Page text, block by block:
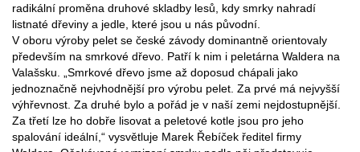
radikální proměna druhové skladby lesů, kdy smrky nahradí
listnaté dřeviny a jedle, které jsou u nás původní.
V oboru výroby pelet se české závody dominantně orientovaly
především na smrkové dřevo. Patří k nim i peletárna Waldera na
Valašsku. „Smrkové dřevo jsme až doposud chápali jako
jednoznačně nejvhodnější pro výrobu pelet. Za prvé má nejvyšší
výhřevnost. Za druhé bylo a pořád je v naší zemi nejdostupnější.
Za třetí lze ho dobře lisovat a peletové kotle jsou pro jeho
spalování ideální,“ vysvětluje Marek Řebíček ředitel firmy